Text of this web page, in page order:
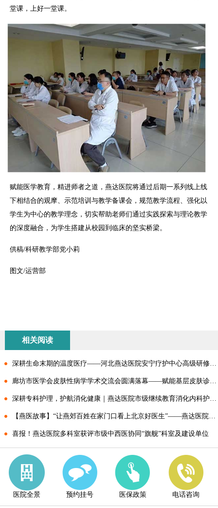
堂课，上好一堂课。
赋能医学教育，精进师者之道，燕达医院将通过后期一系列线上线
下相结合的观摩、示范培训与教学备课会，规范教学流程、强化以
学生为中心的教学理念，切实帮助老师们通过实践探索与理论教学
的深度融合，为学生搭建从校园到临床的坚实桥梁。
供稿/科研教学部党小莉
图文/运营部
相关阅读
深耕生命末期的温度医疗——河北燕达医院安宁疗护中心高级研修班成功举办
廊坊市医学会皮肤性病学学术交流会圆满落幕——赋能基层皮肤诊疗 共享前沿学术成果
深耕专科护理，护航消化健康｜燕达医院市级继续教育消化内科护理学习班圆满落幕
【燕医故事】“让燕郊百姓在家门口看上北京好医生”——燕达医院消化内科主任吴东方：逆向而行 全心守护
喜报！燕达医院多科室获评市级中西医协同“旗舰”科室及建设单位
医院全景 预约挂号 医保政策 电话咨询